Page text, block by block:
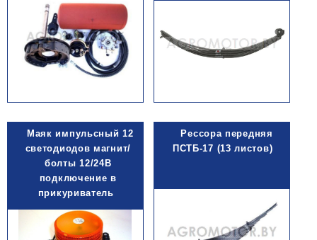
Маяк импульсный 12
светодиодов магнит/
болты 12/24В
подключение в
прикуриватель
Рессора передняя
ПСТБ-17 (13 листов)